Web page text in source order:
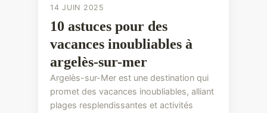
14 JUIN 2025
10 astuces pour des
vacances inoubliables à
argelès-sur-mer
Argelès-sur-Mer est une destination qui
promet des vacances inoubliables, alliant
plages resplendissantes et activités